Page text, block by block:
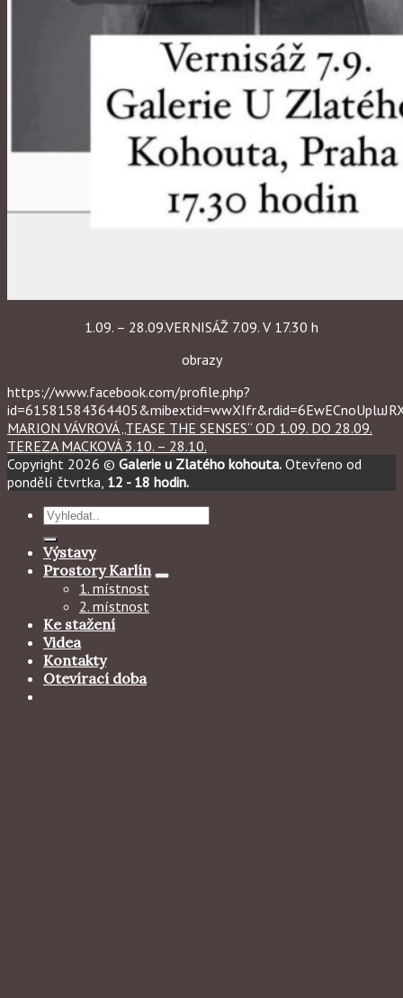
1.09. – 28.09.VERNISÁŽ 7.09. V 17.30 h
obrazy
https://www.facebook.com/profile.php?
MARION VÁVROVÁ „TEASE THE SENSES“ OD 1.09. DO 28.09.
TEREZA MACKOVÁ 3.10. – 28.10.
Copyright 2026 © Galerie u Zlatého kohouta. Otevřeno od
pondělí čtvrtka, 12 - 18 hodin.
Hledat:
Výstavy
Prostory Karlín
1. místnost
2. místnost
Ke stažení
Videa
Kontakty
Otevírací doba